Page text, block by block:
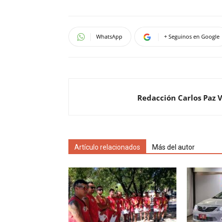
WhatsApp + Seguinos en Google
Redacción Carlos Paz
Artículo relacionados Más del autor